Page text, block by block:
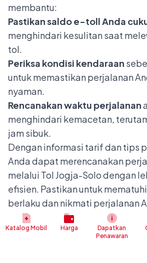
membantu:
Pastikansaldo e-tollAnda
menghindari kesulitan saat
tol.
Periksa kondisi kendaraan
untuk memastikan perjalanan
nyaman.
Rencanakan waktu perjalanan
menghindari kemacetan,
jam sibuk.
Dengan informasi tarif dan tips
Anda dapat merencanakan
melalui Tol Jogja-Solo dengan
efisien. Pastikan untuk
berlaku dan nikmati perjalanan
aman.
Demikian ulasan mengenai tarif
Katalog Mobil Harga
Dapatkan
Penawaran